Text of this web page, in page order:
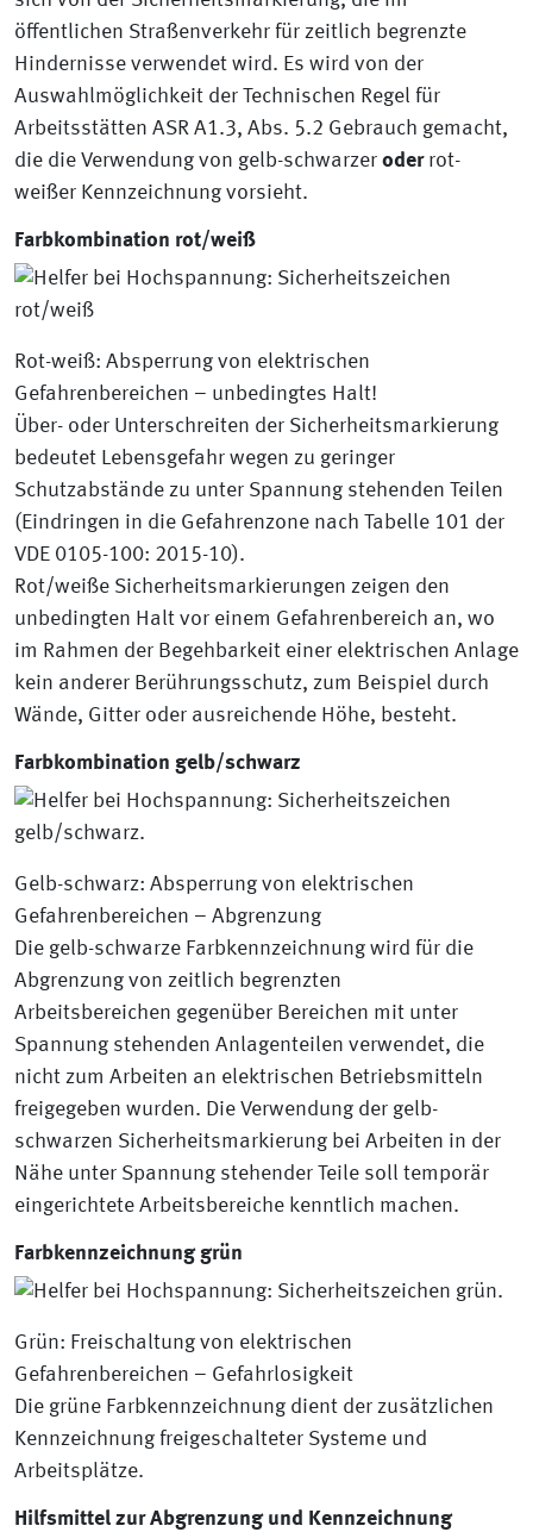
öffentlichen Straßenverkehr für zeitlich begrenzte
Hindernisse verwendet wird. Es wird von der
Auswahlmöglichkeit der Technischen Regel für
Arbeitsstätten ASR A1.3, Abs. 5.2 Gebrauch gemacht,
die die Verwendung von gelb-schwarzer oderrot-
weißer Kennzeichnung vorsieht.
Farbkombination rot/weiß
Rot-weiß: Absperrung von elektrischen
Gefahrenbereichen – unbedingtes Halt!
Über- oder Unterschreiten der Sicherheitsmarkierung
bedeutet Lebensgefahr wegen zu geringer
Schutzabstände zu unter Spannung stehenden Teilen
(Eindringen in die Gefahrenzone nach Tabelle 101 der
VDE 0105-100: 2015-10).
Rot/weiße Sicherheitsmarkierungen zeigen den
unbedingten Halt vor einem Gefahrenbereich an, wo
im Rahmen der Begehbarkeit einer elektrischen Anlage
kein anderer Berührungsschutz, zum Beispiel durch
Wände, Gitter oder ausreichende Höhe, besteht.
Farbkombination gelb/schwarz
Gelb-schwarz: Absperrung von elektrischen
Gefahrenbereichen – Abgrenzung
Die gelb-schwarze Farbkennzeichnung wird für die
Abgrenzung von zeitlich begrenzten
Arbeitsbereichen gegenüber Bereichen mit unter
Spannung stehenden Anlagenteilen verwendet, die
nicht zum Arbeiten an elektrischen Betriebsmitteln
freigegeben wurden. Die Verwendung der gelb-
schwarzen Sicherheitsmarkierung bei Arbeiten in der
Nähe unter Spannung stehender Teile soll temporär
eingerichtete Arbeitsbereiche kenntlich machen.
Farbkennzeichnung grün
Grün: Freischaltung von elektrischen
Gefahrenbereichen – Gefahrlosigkeit
Die grüne Farbkennzeichnung dient der zusätzlichen
Kennzeichnung freigeschalteter Systeme und
Arbeitsplätze.
Hilfsmittel zur Abgrenzung und Kennzeichnung